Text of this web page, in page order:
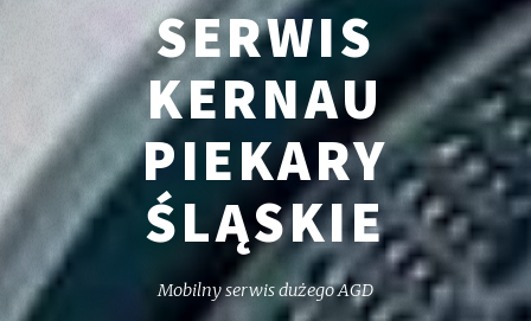
SERWIS
KERNAU
PIEKARY
ŚLĄSKIE
Mobilny serwis dużego AGD